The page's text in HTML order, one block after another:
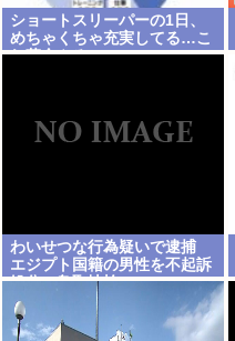
ショートスリーパーの1日、
めちゃくちゃ充実してる…こ
れ革命やろwww
わいせつな行為疑いで逮捕
エジプト国籍の男性を不起訴
処分 鳥取地検 [8/8]